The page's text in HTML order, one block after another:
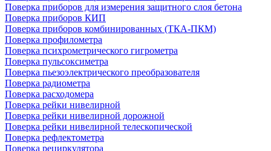
Поверка приборов для измерения защитного слоя бетона
Поверка приборов КИП
Поверка приборов комбинированных (ТКА-ПКМ)
Поверка профилометра
Поверка психрометрического гигрометра
Поверка пульсоксиметра
Поверка пьезоэлектрического преобразователя
Поверка радиометра
Поверка расходомера
Поверка рейки нивелирной
Поверка рейки нивелирной дорожной
Поверка рейки нивелирной телескопической
Поверка рефлектометра
Поверка рециркулятора